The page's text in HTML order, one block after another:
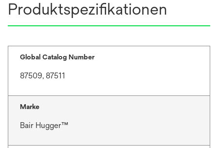
Produktspezifikationen
Global Catalog Number
87509, 87511
Marke
Bair Hugger™